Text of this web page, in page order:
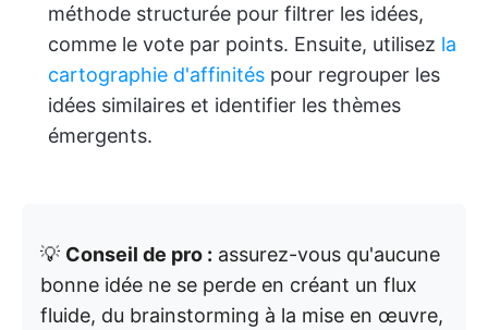
méthode structurée pour filtrer les idées,
comme le vote par points. Ensuite, utilisez la
cartographie d'affinités pour regrouper les
idées similaires et identifier les thèmes
émergents.
💡 Conseil de pro : assurez-vous qu'aucune
bonne idée ne se perde en créant un flux
fluide, du brainstorming à la mise en œuvre,